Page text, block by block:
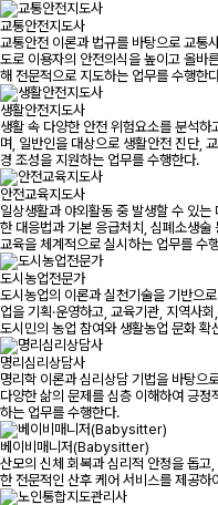
교통안전지도사
교통안전 이론과 법규를 바탕으로 교통
도로 이용자의 안전의식을 높이고 올바
해 전문적으로 지도하는 업무를 수행한
생활안전지도사
생활 속 다양한 안전 위험요소를 분석
며, 일반인을 대상으로 생활안전 진단,
경 조성을 지원하는 업무를 수행한다.
안전교육지도사
일상생활과 야외활동 중 발생할 수 있
한 대응법과 기본 응급처치, 심폐소생
교육을 체계적으로 실시하는 업무를 수
도시농업전문가
도시농업의 이론과 실천기술을 기반으
업을 기획·운영하고, 교육기관, 지역사
도시민의 농업 참여와 생활농업 문화 확
명리심리상담사
명리학 이론과 심리상담 기법을 바탕으
다양한 삶의 문제를 심층 이해하여 긍
하는 업무를 수행한다.
베이비매니저(Babysitter)
산모의 신체 회복과 심리적 안정을 돕
한 전문적인 산후 케어 서비스를 제공